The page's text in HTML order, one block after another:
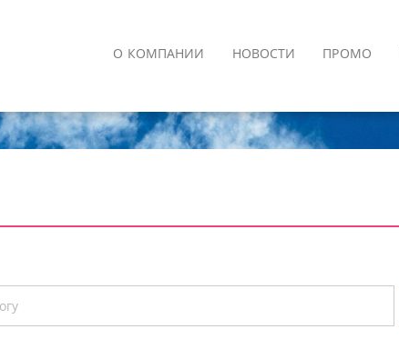
О КОМПАНИИ НОВОСТИ ПРОМО